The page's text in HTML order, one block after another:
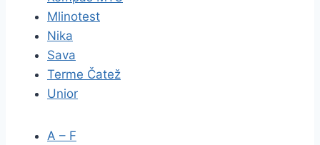
Mlinotest
Nika
Sava
Terme Čatež
Unior
A – F